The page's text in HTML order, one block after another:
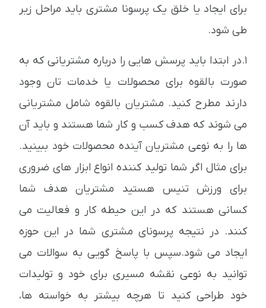
برای ایجاد یا خلق یک پرسونا مشتری باید مراحل زیر
طی شود.
1.در ابتدا باید پرسش هایی را درباره مشتریانی که به
صورت بالقوه برای محصولات یا خدمات تان وجود
دارند مطرح کنید. مشتریان بالقوه شامل مشتریانی
می شوند که هدف کسب و کار شما هستند و باید آن
ها را به نوعی مشتریان آینده محصولات خود ببینید.
برای مثال اگر شما تولید کننده انواع ابزار های ضروری
برای ورزش تنیس هستید مشتریان هدف شما
کسانی هستند که در این حیطه کار و فعالیت می
کنند. در نتیجه پرسونای مشتری شما در این حوزه
ایجاد می شود.سپس با پاسخ گویی به سوالات می
توانید به نوعی نقشه مسیری برای خود و تولیدات
خود طراحی کنید تا هرچه بیشتر به خواسته ها،